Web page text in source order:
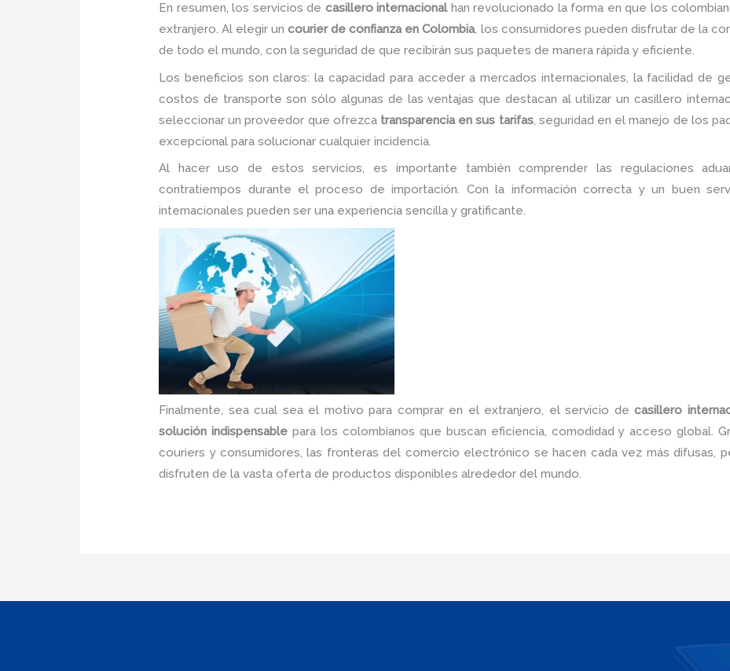
En resumen, los servicios de casillero internacionalhan revolucionado la forma en que los
extranjero. Al elegir uncourier de confianza en Colombia, los consumidores pueden disfrutar de la
de todo el mundo, con la seguridad de que recibirán sus paquetes de manera rápida y eficiente.
Los beneficios son claros: la capacidad para acceder a mercados internacionales, la facilidad de
costos de transporte son sólo algunas de las ventajas que destacan al utilizar un casillero
seleccionar un proveedor que ofrezca transparencia en sus tarifas, seguridad en el manejo de los
excepcional para solucionar cualquier incidencia.
Al hacer uso de estos servicios, es importante también comprender las regulaciones
contratiempos durante el proceso de importación. Con la información correcta y un buen
internacionales pueden ser una experiencia sencilla y gratificante.
Finalmente, sea cual sea el motivo para comprar en el extranjero, el servicio decasillero
solución indispensablepara los colombianos que buscan eficiencia, comodidad y acceso global.
couriers y consumidores, las fronteras del comercio electrónico se hacen cada vez más difusas,
disfruten de la vasta oferta de productos disponibles alrededor del mundo.